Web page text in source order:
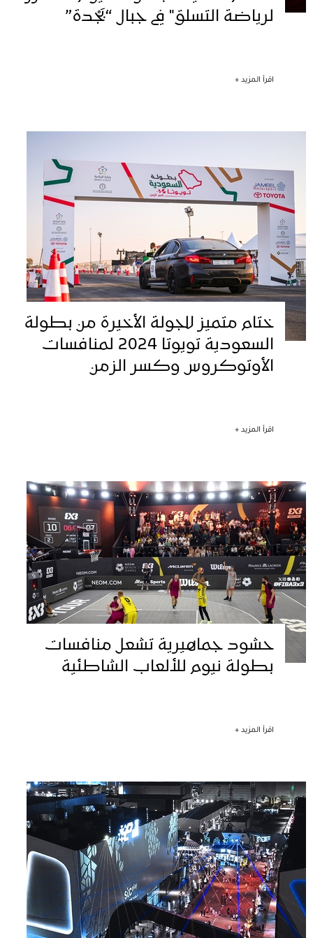
لرياضة التسلق" في جبال “بَجْدة”
اقرأ المزيد +
ختام متميز للجولة الأخيرة من بطولة
السعودية تويوتا 2024 لمنافسات
الأوتوكروس وكسر الزمن
اقرأ المزيد +
حشود جماهيرية تشعل منافسات
بطولة نيوم للألعاب الشاطئية
اقرأ المزيد +